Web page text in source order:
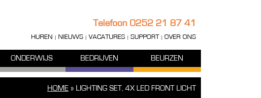
Telefoon 0252 21 87 41
HUREN NIEUWS VACATURES SUPPORT OVER ONS
ONDERWIJS BEDRIJVEN BEURZEN
HOME » LIGHTING SET, 4X LED FRONT LICHT